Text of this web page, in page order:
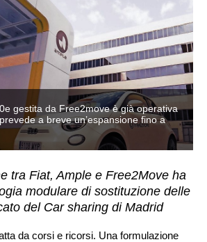
gestita da Free2move è già operativa
a breve un’espansione fino a
tra Fiat, Ample e Free2Move ha
modulare di sostituzione delle
del Car sharing di Madrid
da corsi e ricorsi. Una formulazione